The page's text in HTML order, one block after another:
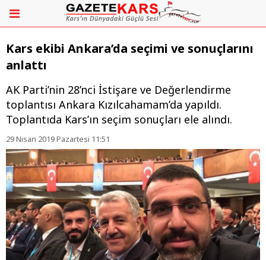
Kars ekibi Ankara’da seçimi ve sonuçlarını
anlattı
AK Parti’nin 28’nci İstişare ve Değerlendirme
toplantısı Ankara Kızılcahamam’da yapıldı.
Toplantıda Kars’ın seçim sonuçları ele alındı.
29 Nisan 2019 Pazartesi 11:51